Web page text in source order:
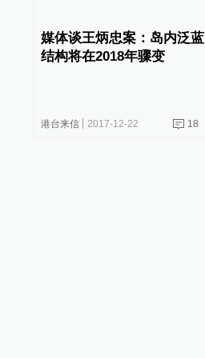
媒体谈王炳忠案：岛内泛蓝
结构将在2018年骤变
港台来信 2017-12-22 18